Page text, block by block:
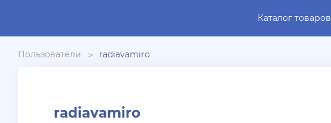
Каталог товаров
Пользователи radiavamiro
radiavamiro